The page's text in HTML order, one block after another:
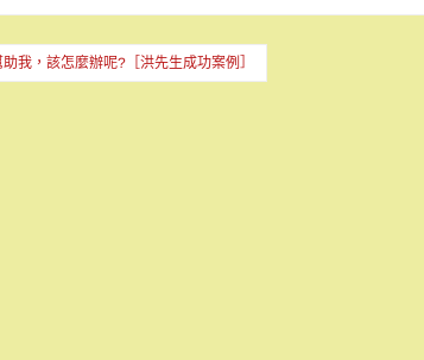
我，該怎麼辦呢?［洪先生成功案例］